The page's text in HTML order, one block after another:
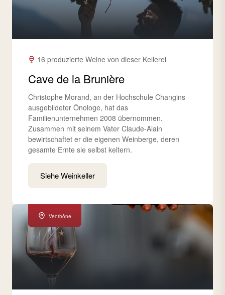
16 produzierte Weine von dieser Kellerei
Cave de la Brunière
Christophe Morand, an der Hochschule Changins
ausgebildeter Önologe, hat das
Familienunternehmen 2008 übernommen.
Zusammen mit seinem Vater Claude-Alain
bewirtschaftet er die eigenen Weinberge, deren
gesamte Ernte sie selbst keltern.
Siehe Weinkeller
Venthône